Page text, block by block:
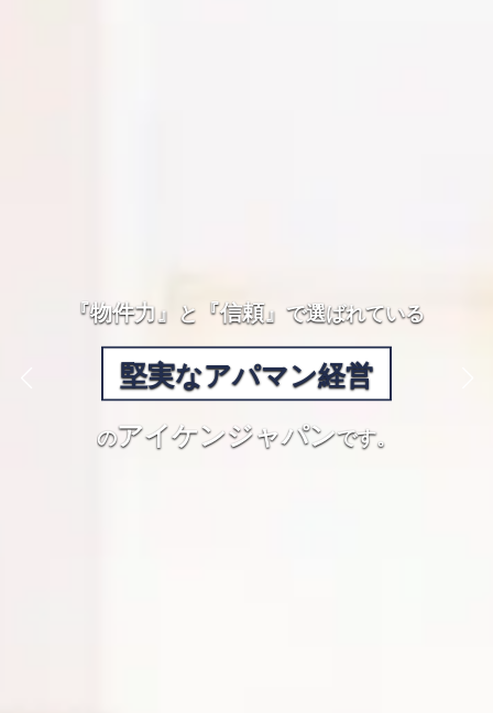
『物件力』 と 『信頼』 で選ばれている
堅実なアパマン経営
のアイケンジャパンです。